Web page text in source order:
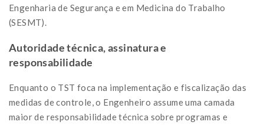
Engenharia de Segurança e em Medicina do Trabalho
(SESMT).
Autoridade técnica, assinatura e
responsabilidade
Enquanto o TST foca na implementação e fiscalização das
medidas de controle, o Engenheiro assume uma camada
maior de responsabilidade técnica sobre programas e